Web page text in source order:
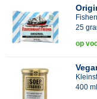
25
op
400 ml